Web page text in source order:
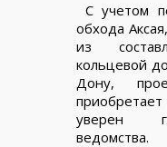
С учетом
обхода
из
кольцевой
Дону,
уверен
ведомства.